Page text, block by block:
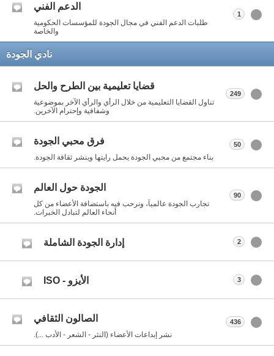
الدعم الفني
طلبات الدعم الفني في مجال الجودة للمؤسسات الحكومية
والخاصة
1
نادي الجودة
قضايا تعليمية بين الطرح والحل
تناول القضايا التعليمية من خلال الرأي والرأي الآخر بموضوعية
وشفافية وإحترام الآخرين.
249
فرق محبي الجودة
بناء مجتمع من محبي الجودة يحمل رايتها وينشر ثقافة الجودة.
50
الجودة حول العالم
تجارب الجودة عالمياً، ونرحب فيه باستضافة الأعضاء من كل
أنحاء العالم لتبادل الخبرات.
90
إدارة الجودة الشاملة 2
الأيزو - ISO 3
الصالون الثقافي
نشر إبداعات الأعضاء (النثر - الشعر - الأدب ...).
436